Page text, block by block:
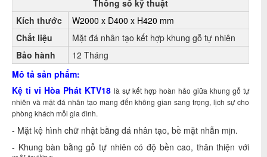
Thông số kỹ thuật
Kích thước
W2000 x D400 x H420 mm
Chất liệu
Mặt đá nhân tạo kết hợp khung gỗ tự nhiên
Bảo hành
12 Tháng
Mô tả sản phẩm:
Kệ ti vi Hòa Phát KTV18 là sự kết hợp hoàn hảo giữa khung gỗ tự
nhiên và mặt đá nhân tạo mang đến không gian sang trọng, lịch sự cho
phòng khách mỗi gia đình.
- Mặt kệ hình chữ nhật bằng đá nhân tạo, bề mặt nhẵn mịn.
- Khung bàn bằng gỗ tự nhiên có độ bền cao, thân thiện với